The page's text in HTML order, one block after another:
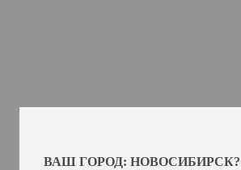
ВАШ ГОРОД: НОВОСИБИРСК?